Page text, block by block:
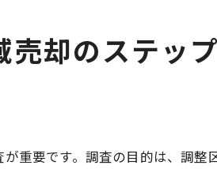
売却のステップ
重要です。調査の目的は、調